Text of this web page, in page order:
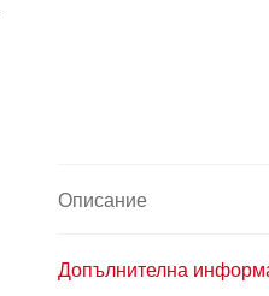
Описание
Допълнителна